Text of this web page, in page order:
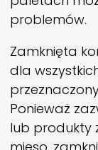
problemów.
Zamknięta
dla
Ponieważ
lub produkty